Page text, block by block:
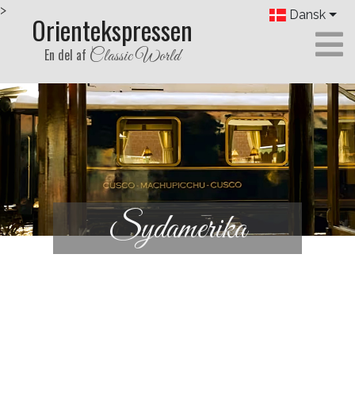
Orientekspressen
En del af Classic World
Dansk
>
Sydamerika